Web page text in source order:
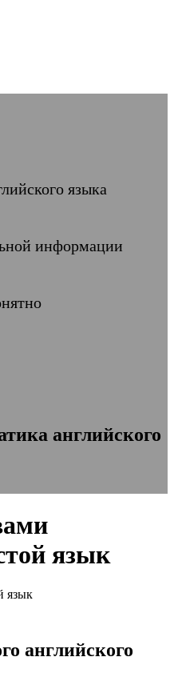
язык
язык
языка
информации
английского
английского